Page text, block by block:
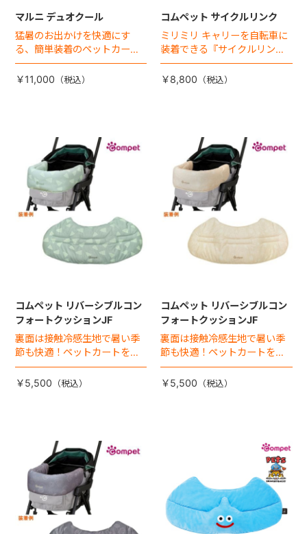
マルニ デュオクール
猛暑のお出かけを快適にす
る、簡単装着のペットカート
専用ダブル送風ファンが登
場。
￥11,000
コムペット サイクルリンク
ミリミリ キャリーを自転車に
装着できる『サイクルリン
ク』が登場！
￥8,800
コムペット リバーシブルコン
フォートクッションJF
裏面は接触冷感生地で暑い季
節も快適！ペットカートをお
しゃれに・かわいく・かっこ
よく！
￥5,500
コムペット リバーシブルコン
フォートクッションJF
裏面は接触冷感生地で暑い季
節も快適！ペットカートをお
しゃれに・かわいく・かっこ
よく！
￥5,500